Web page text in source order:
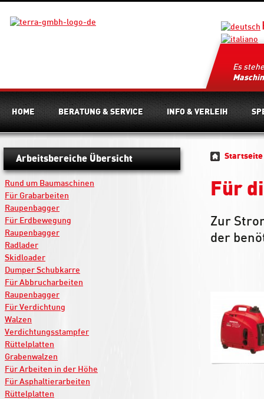
Es
HOME BERATUNG & SERVICE INFO & VERLEIH
Arbeitsbereiche Übersicht
Rund um Baumaschinen
Für Grabarbeiten
Raupenbagger
Für Erdbewegung
Raupenbagger
Radlader
Skidloader
Dumper Schubkarre
Für Abbrucharbeiten
Raupenbagger
Für Verdichtung
Walzen
Verdichtungsstampfer
Rüttelplatten
Grabenwalzen
Für Arbeiten in der Höhe
Für Asphaltierarbeiten
Rüttelplatten
Startseite
Für
Zur
der